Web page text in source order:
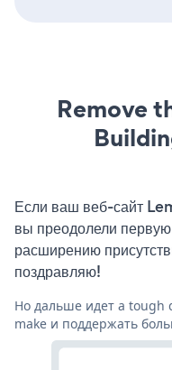
Remove
Если ваш веб-сайт
вы преодолели
расширению
поздравляю!
Но дальше идет a tough
make и поддержать